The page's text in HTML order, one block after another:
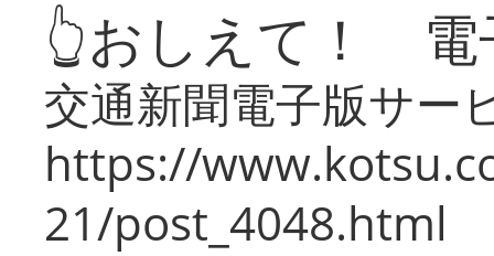
👆おしえて！ 電
交通新聞電子版サー
https://
21/post_4048.html